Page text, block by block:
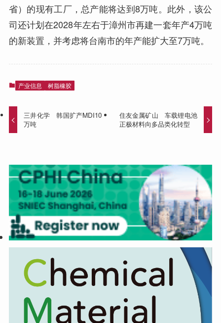
省）的现有工厂，总产能将达到8万吨。此外，该公
司还计划在2028年左右于漳州市再建一套年产4万吨
的新装置，并考虑将台南市的年产能扩大至7万吨。
产业信息 树脂橡胶
三井化学 韩国扩产MDI10
万吨
住友金属矿山 车载锂电池
正极材料向多品类化转型